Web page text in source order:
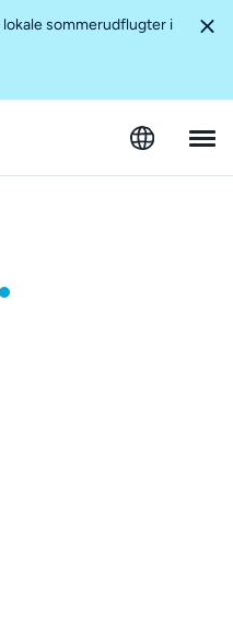
sommerudflugter i